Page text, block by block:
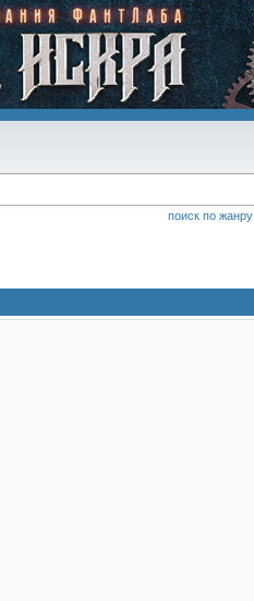
поиск по жанру